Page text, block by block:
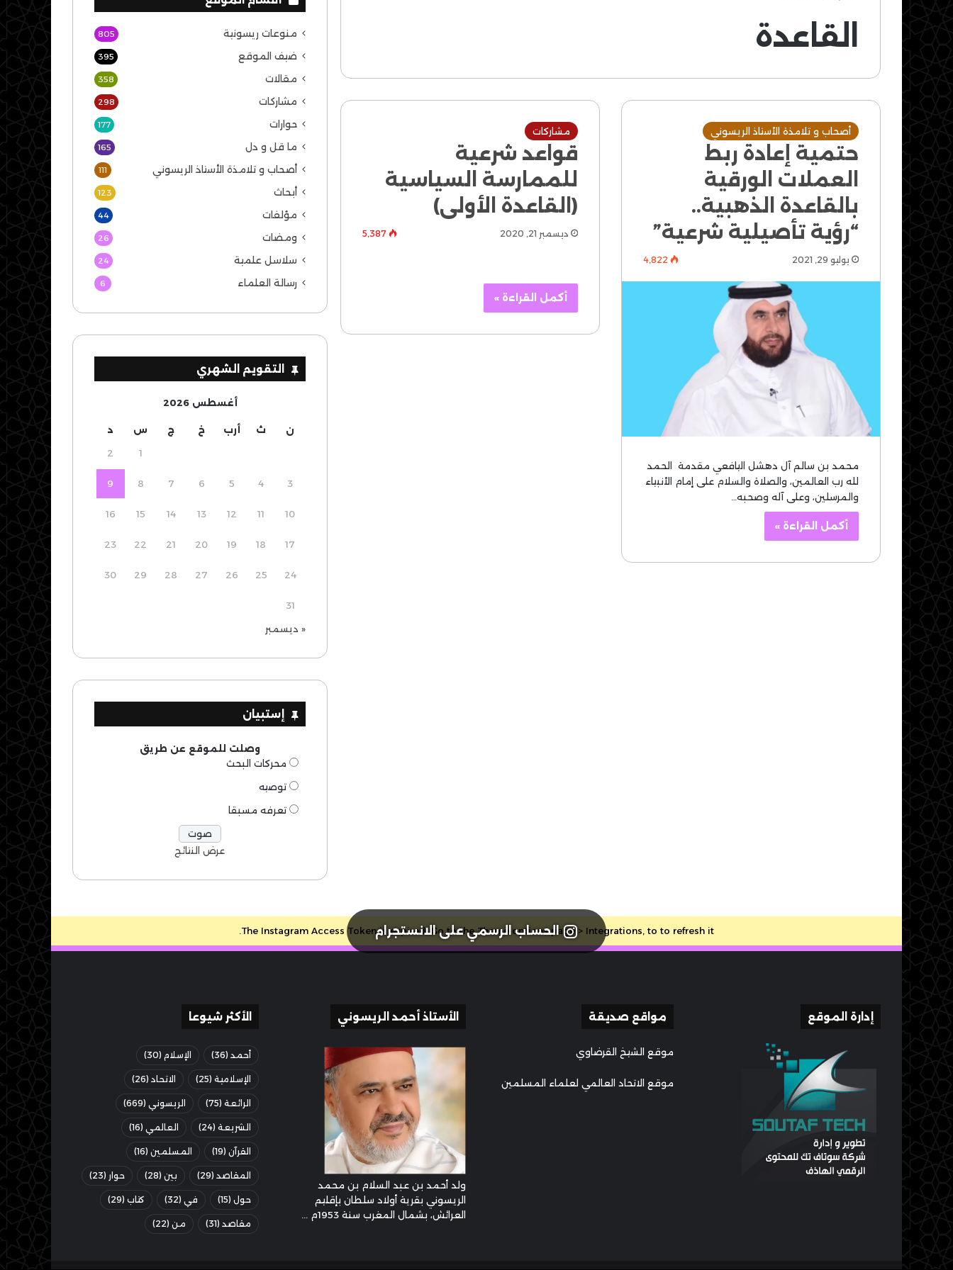
القاعدة
أصحاب و تلامذة الأستاذ الريسوني
حتمية إعادة ربط
العملات الورقية
بالقاعدة الذهبية..
“رؤية تأصيلية شرعية”
يوليو 29, 2021 4٬822
محمد بن سالم آل دهشل اليافعي مقدمة الحمد
لله رب العالمين، والصلاة والسلام على إمام الأنبياء
والمرسلين، وعلى آله وصحبه…
أكمل القراءة »
مشاركات
قواعد شرعية
للممارسة السياسية
(القاعدة الأولى)
ديسمبر 21, 2020 5٬387
أكمل القراءة »
منوعات ريسونية 805
ضيف الموقع 395
مقالات 358
مشاركات 298
حوارات 177
ما قل و دل 165
أصحاب و تلامذة الأستاذ الريسوني 111
أبحاث 123
مؤلفات 44
ومضات 26
سلاسل علمية 24
رسالة العلماء 6
التقويم الشهري
أغسطس 2026
ن ث أرب خ ج س د
1
2
3
4
5
6
7
8
9
10
11
12
13
14
15
16
17
18
19
20
21
22
23
24
25
26
27
28
29
30
31
« ديسمبر
إستبيان
وصلت للموقع عن طريق
محركات البحث
توصيه
تعرفه مسبقا
عرض النتائج
الحساب الرسمي على الانستجرام
The Instagram Access Token is expired, Go to the Theme options page > Integrations, to to refresh it.
إدارة الموقع مواقع صديقة
موقع الشيخ القرضاوي
موقع الاتحاد العالمي لعلماء المسلمين
الأستاذ أحمد الريسوني
ولد أحمد بن عبد السلام بن محمد
الريسوني بقرية أولاد سلطان بإقليم
العرائش، بشمال المغرب سنة 1953م ...
الأكثر شيوعا
أحمد (36) الإسلام (30)
الإسلامية (25) الاتحاد (26)
الرائعة (75) الريسوني (669)
الشريعة (24) العالمي (16)
القرآن (19) المسلمين (16)
المقاصد (29) بين (28) حوار (23)
حول (15) في (32) كتاب (29)
مقاصد (31) من (22)